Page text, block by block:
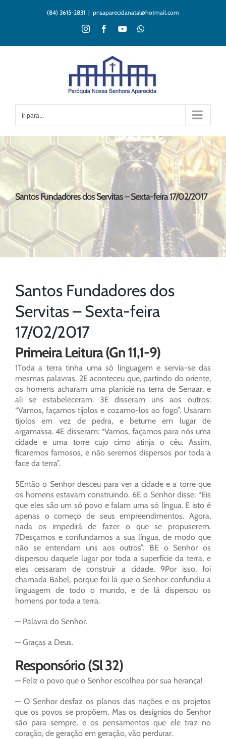
(84) 3615-2831 | pnsaparecidanatal@hotmail.com
InstagramFacebookYouTubeWhatsApp
Ir para...
Santos Fundadores dos Servitas – Sexta-feira 17/02/2017
Santos Fundadores dos
Servitas – Sexta-feira
17/02/2017
Primeira Leitura (Gn 11,1-9)
1Toda a terra tinha uma só linguagem e servia-se das
mesmas palavras. 2E aconteceu que, partindo do oriente,
os homens acharam uma planície na terra de Senaar, e
ali se estabeleceram. 3E disseram uns aos outros:
“Vamos, façamos tijolos e cozamo-los ao fogo”. Usaram
tijolos em vez de pedra, e betume em lugar de
argamassa. 4E disseram: “Vamos, façamos para nós uma
cidade e uma torre cujo cimo atinja o céu. Assim,
ficaremos famosos, e não seremos dispersos por toda a
face da terra”.
5Então o Senhor desceu para ver a cidade e a torre que
os homens estavam construindo. 6E o Senhor disse: “Eis
que eles são um só povo e falam uma só língua. E isto é
apenas o começo de seus empreendimentos. Agora,
nada os impedirá de fazer o que se propuserem.
7Desçamos e confundamos a sua língua, de modo que
não se entendam uns aos outros”. 8E o Senhor os
dispersou daquele lugar por toda a superfície da terra, e
eles cessaram de construir a cidade. 9Por isso, foi
chamada Babel, porque foi lá que o Senhor confundiu a
linguagem de todo o mundo, e de lá dispersou os
homens por toda a terra.
— Palavra do Senhor.
— Graças a Deus.
Responsório (Sl 32)
— Feliz o povo que o Senhor escolheu por sua herança!
— O Senhor desfaz os planos das nações e os projetos
que os povos se propõem. Mas os desígnios do Senhor
são para sempre, e os pensamentos que ele traz no
coração, de geração em geração, vão perdurar.